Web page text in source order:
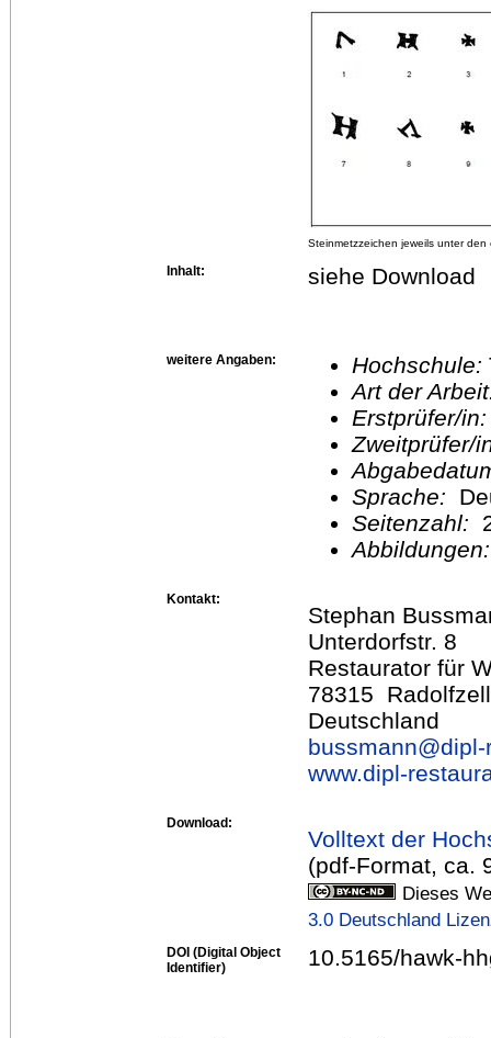
Steinmetzzeichen jeweils unter den
Inhalt: siehe Download
weitere Angaben: Hochschule:
Art der
Erstprüfer/
Sprache:
Seitenzahl:
Kontakt:
Stephan
Unterdorfstr. 8
Restaurator für
78315 Radolfzell
Deutschland
bussmann@dipl-
www.dipl-
Download:
Volltext der
(pdf-Format, ca.
Dieses
3.0 Deutschland
DOI (Digital Object
Identifier)
10.5165/hawk-